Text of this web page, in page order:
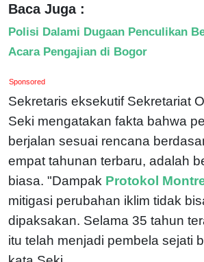
Baca Juga :
Polisi Dalami Dugaan Penculikan
Acara Pengajian di Bogor
Sponsored
Sekretaris eksekutif Sekretariat
Seki mengatakan fakta bahwa
berjalan sesuai rencana
empat tahunan terbaru, adalah
biasa. "Dampak Protokol
mitigasi perubahan iklim tidak
dipaksakan. Selama 35 tahun
itu telah menjadi pembela sejati